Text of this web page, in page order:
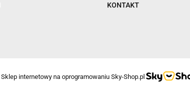
KONTAKT
Sklep internetowy na oprogramowaniu Sky-Shop.pl